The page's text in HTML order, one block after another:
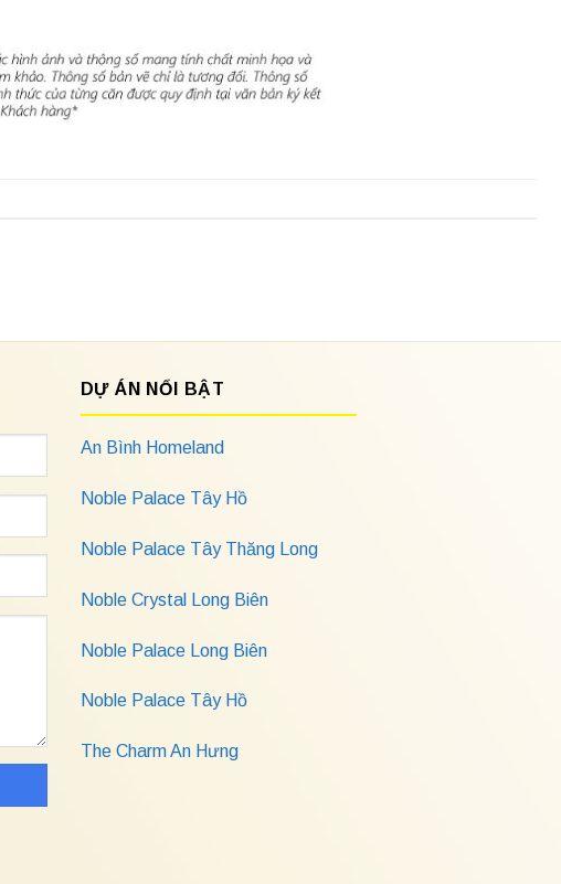
DỰ ÁN NỔI BẬT
An Bình Homeland
Noble Palace Tây Hồ
Noble Palace Tây Thăng Long
Noble Crystal Long Biên
Noble Palace Long Biên
Noble Palace Tây Hồ
The Charm An Hưng